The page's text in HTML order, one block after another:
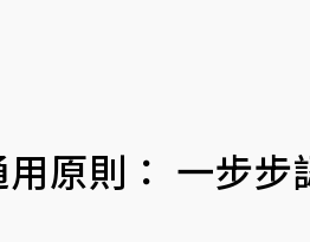
用原則： 一步